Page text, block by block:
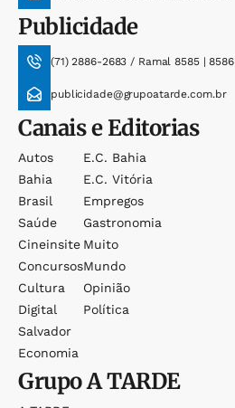
Publicidade
(71) 2886-2683 / Ramal 8585 | 8586
publicidade@grupoatarde.com.br
Canais e Editorias
Autos
Bahia
Brasil
Saúde
Cineinsite
Concursos
Cultura
Digital
Salvador
Economia
E.c. Bahia
E.c. Vitória
Empregos
Gastronomia
Muito
Mundo
Opinião
Política
GrupoA TARDE